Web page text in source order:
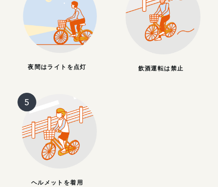
夜間はライトを点灯 飲酒運転は禁止
ヘルメットを着用